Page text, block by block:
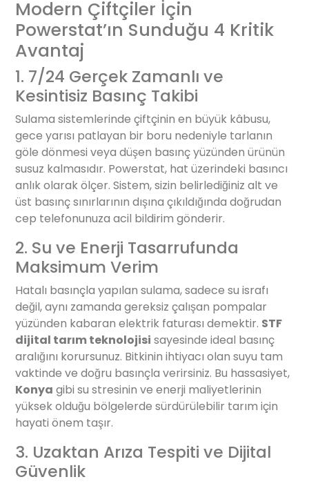
Modern Çiftçiler İçin
Powerstat’ın Sunduğu 4 Kritik
Avantaj
1. 7/24 Gerçek Zamanlı ve
Kesintisiz Basınç Takibi
Sulama sistemlerinde çiftçinin en büyük kâbusu,
gece yarısı patlayan bir boru nedeniyle tarlanın
göle dönmesi veya düşen basınç yüzünden ürünün
susuz kalmasıdır. Powerstat, hat üzerindeki basıncı
anlık olarak ölçer. Sistem, sizin belirlediğiniz alt ve
üst basınç sınırlarının dışına çıkıldığında doğrudan
cep telefonunuza acil bildirim gönderir.
2. Su ve Enerji Tasarrufunda
Maksimum Verim
Hatalı basınçla yapılan sulama, sadece su israfı
değil, aynı zamanda gereksiz çalışan pompalar
yüzünden kabaran elektrik faturası demektir. STF
dijital tarım teknolojisi sayesinde ideal basınç
aralığını korursunuz. Bitkinin ihtiyacı olan suyu tam
vaktinde ve doğru basınçla verirsiniz. Bu hassasiyet,
Konya gibi su stresinin ve enerji maliyetlerinin
yüksek olduğu bölgelerde sürdürülebilir tarım için
hayati önem taşır.
3. Uzaktan Arıza Tespiti ve Dijital
Güvenlik